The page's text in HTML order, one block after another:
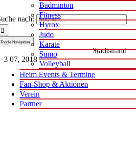
nach:
Toggle Navigation
Badminton
Fitness
Hyrox
Judo
Karate
Sumo
Volleyball
Heim Events & Termine
Fan-Shop & Aktionen
Verein
Partner
Stadtstrand
3 07, 2018